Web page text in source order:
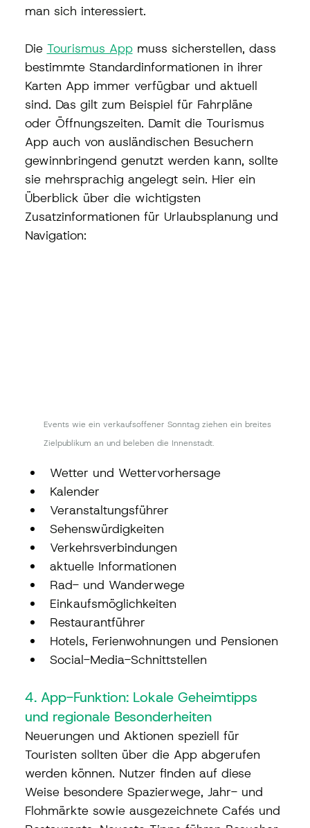
man sich interessiert.
Die Tourismus App muss sicherstellen, dass
bestimmte Standardinformationen in ihrer
Karten App immer verfügbar und aktuell
sind. Das gilt zum Beispiel für Fahrpläne
oder Öffnungszeiten. Damit die Tourismus
App auch von ausländischen Besuchern
gewinnbringend genutzt werden kann, sollte
sie mehrsprachig angelegt sein. Hier ein
Überblick über die wichtigsten
Zusatzinformationen für Urlaubsplanung und
Navigation:
Events wie ein verkaufsoffener Sonntag ziehen ein breites
Zielpublikum an und beleben die Innenstadt.
Wetter und Wettervorhersage
Kalender
Veranstaltungsführer
Sehenswürdigkeiten
Verkehrsverbindungen
aktuelle Informationen
Rad- und Wanderwege
Einkaufsmöglichkeiten
Restaurantführer
Hotels, Ferienwohnungen und Pensionen
Social-Media-Schnittstellen
4. App-Funktion: Lokale Geheimtipps
und regionale Besonderheiten
Neuerungen und Aktionen speziell für
Touristen sollten über die App abgerufen
werden können. Nutzer finden auf diese
Weise besondere Spazierwege, Jahr- und
Flohmärkte sowie ausgezeichnete Cafés und